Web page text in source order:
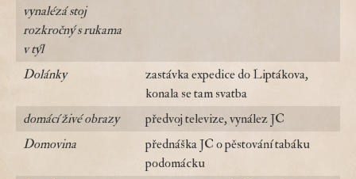
vynalézá stoj
rozkročný s rukama
v týl
Dolánky
zastávka expedice do Liptákova,
konala se tam svatba
domácí živé obrazy
předvoj televize, vynález JC
Domovina
přednáška JC o pěstování tabáku
podomácku